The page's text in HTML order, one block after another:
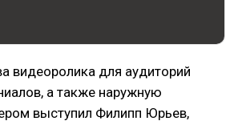
видеоролика для аудиторий
а также наружную
выступил Филипп Юрьев,